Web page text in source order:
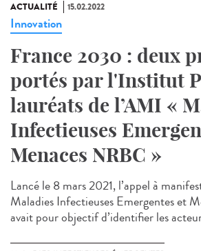
ACTUALITÉ 15.02.2022
Innovation
France 2030 : deux
portés par l'Institut
lauréats de l’AMI «
Infectieuses
Menaces NRBC »
Lancé le 8 mars 2021, l’appel à
Maladies Infectieuses Emergentes et
avait pour objectif d’identifier les